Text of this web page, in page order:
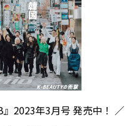
2023年3月号 発売中！ ／